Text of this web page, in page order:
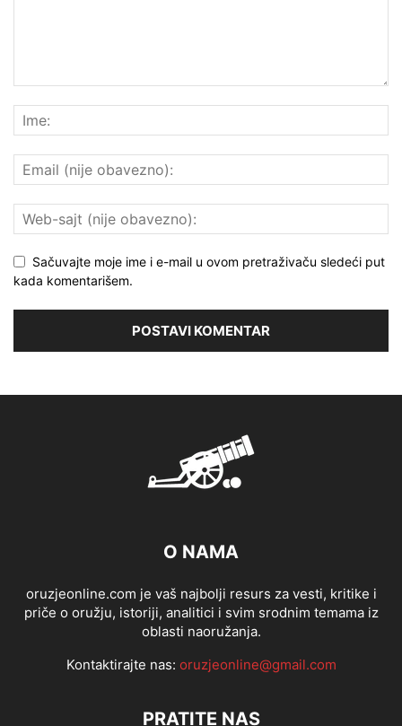
Sačuvajte moje ime i e-mail u ovom pretraživaču sledeći put
kada komentarišem.
O NAMA
oruzjeonline.com je vaš najbolji resurs za vesti, kritike i
priče o oružju, istoriji, analitici i svim srodnim temama iz
oblasti naoružanja.
Kontaktirajte nas: oruzjeonline@gmail.com
PRATITE NAS